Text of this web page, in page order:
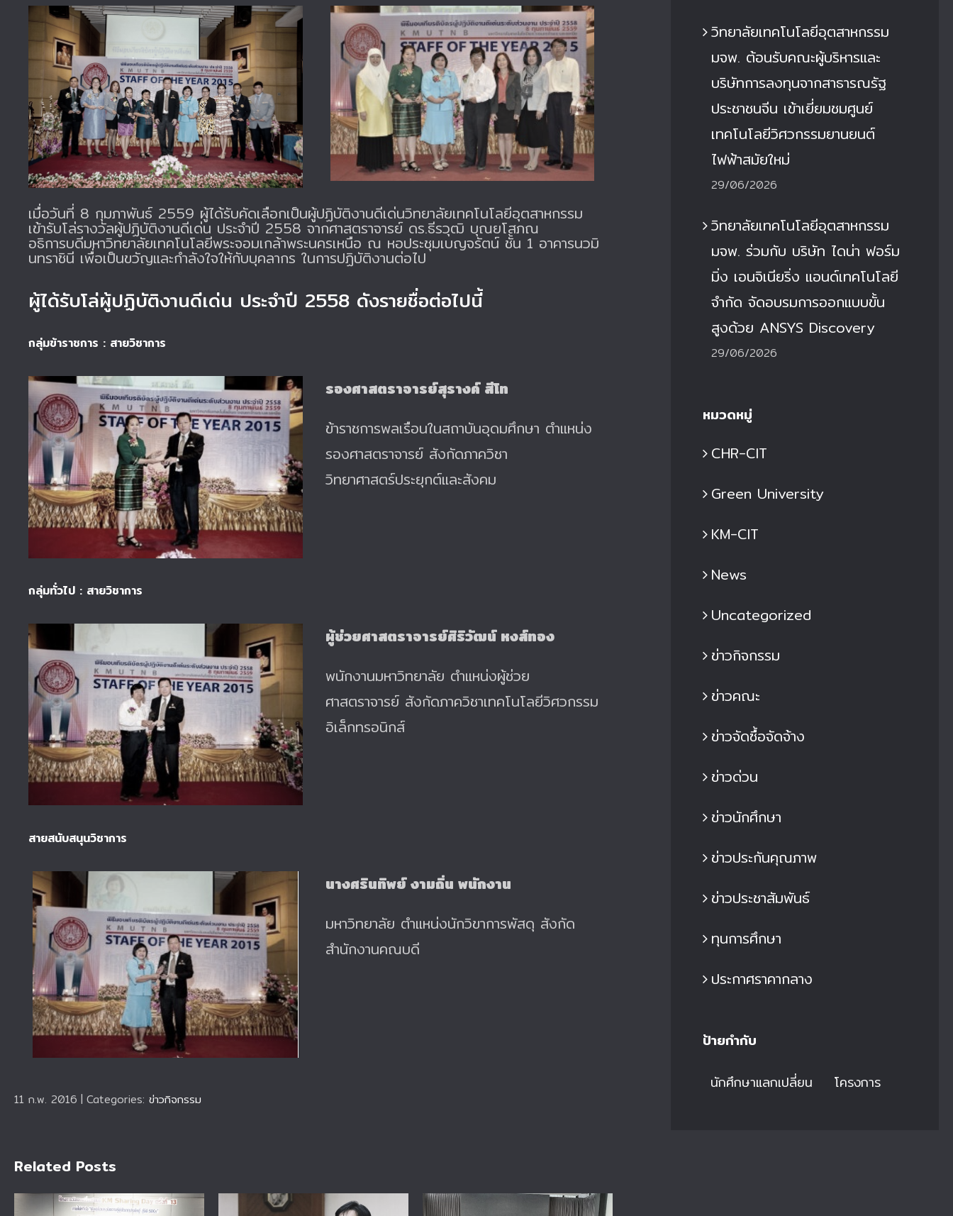
เมื่อวันที่ 8 กุมภาพันธ์ 2559 ผู้ได้รับคัดเลือกเป็นผู้ปฏิบัติงานดีเด่นวิทยาลัยเทคโนโลยีอุตสาหกรรม
เข้ารับโล่รางวัลผู้ปฏิบัติงานดีเด่น ประจำปี 2558 จากศาสตราจารย์ ดร.ธีรวุฒิ บุณยโสภณ
อธิการบดีมหาวิทยาลัยเทคโนโลยีพระจอมเกล้าพระนครเหนือ ณ หอประชุมเบญจรัตน์ ชั้น 1 อาคารนวมิ
นทราชินี เพื่อเป็นขวัญและกำลังใจให้กับบุคลากร ในการปฏิบัติงานต่อไป
ผู้ได้รับโล่ผู้ปฏิบัติงานดีเด่น ประจำปี 2558 ดังรายชื่อต่อไปนี้
กลุ่มข้าราชการ : สายวิชาการ
รองศาสตราจารย์สุรางค์ สีโท
ข้าราชการพลเรือนในสถาบันอุดมศึกษา ตำแหน่ง
รองศาสตราจารย์ สังกัดภาควิชา
วิทยาศาสตร์ประยุกต์และสังคม
กลุ่มทั่วไป : สายวิชาการ
ผู้ช่วยศาสตราจารย์ศิริวัฒน์ หงส์ทอง
พนักงานมหาวิทยาลัย ตำแหน่งผู้ช่วย
ศาสตราจารย์ สังกัดภาควิชาเทคโนโลยีวิศวกรรม
อิเล็กทรอนิกส์
สายสนับสนุนวิชาการ
นางศรินทิพย์ งามถิ่น พนักงาน
มหาวิทยาลัย ตำแหน่งนักวิขาการพัสดุ สังกัด
สำนักงานคณบดี
11 ก.พ. 2016 | Categories: ข่าวกิจกรรม
Related Posts
วิทยาลัยเทคโนโลยีอุตสาหกรรม
มจพ. ต้อนรับคณะผู้บริหารและ
บริษัทการลงทุนจากสาธารณรัฐ
ประชาชนจีน เข้าเยี่ยมชมศูนย์
เทคโนโลยีวิศวกรรมยานยนต์
ไฟฟ้าสมัยใหม่
29/06/2026
วิทยาลัยเทคโนโลยีอุตสาหกรรม
มจพ. ร่วมกับ บริษัท ไดน่า ฟอร์ม
มิ่ง เอนจิเนียริ่ง แอนด์เทคโนโลยี
จำกัด จัดอบรมการออกแบบขั้น
สูงด้วย ANSYS Discovery
29/06/2026
หมวดหมู่
CHR-CIT
Green University
KM-CIT
News
Uncategorized
ข่าวกิจกรรม
ข่าวคณะ
ข่าวจัดซื้อจัดจ้าง
ข่าวด่วน
ข่าวนักศึกษา
ข่าวประกันคุณภาพ
ข่าวประชาสัมพันธ์
ทุนการศึกษา
ประกาศราคากลาง
ป้ายกำกับ
นักศึกษาแลกเปลี่ยน โครงการ